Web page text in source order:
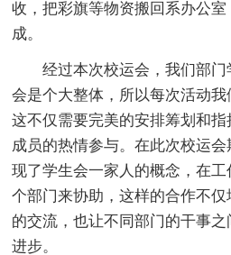
收，把彩旗等物资搬回系办公
成。
经过本次校运会，我们部
会是个大整体，所以每次活动我
这不仅需要完美的安排筹划和
成员的热情参与。在此次校运
现了学生会一家人的概念，在
个部门来协助，这样的合作不
的交流，也让不同部门的干事
进步。